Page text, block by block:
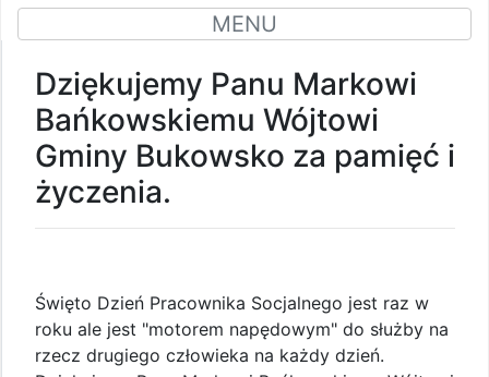
MENU
Dziękujemy Panu Markowi
Bańkowskiemu Wójtowi
Gminy Bukowsko za pamięć i
życzenia.
Święto Dzień Pracownika Socjalnego jest raz w
roku ale jest "motorem napędowym" do służby na
rzecz drugiego człowieka na każdy dzień.